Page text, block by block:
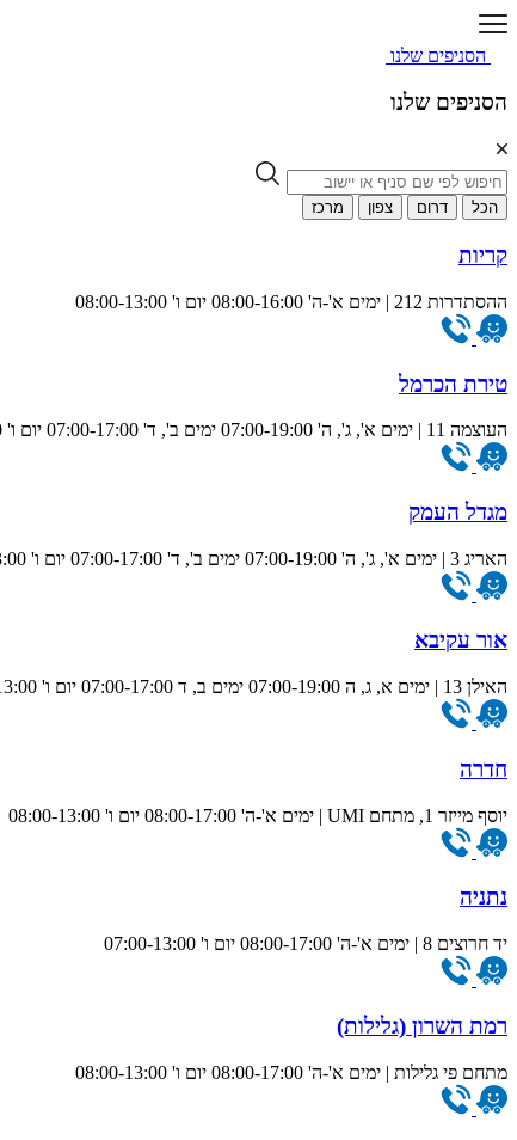
הסניפים שלנו
הסניפים שלנו
הכל דרום צפון מרכז
קריות
ההסתדרות 212 | ימים א'-ה' 08:00-16:00 יום ו' 08:00-13:00
טירת הכרמל
העוצמה 11 | ימים א', ג', ה' 07:00-19:00 ימים ב', ד' 07:00-17:00 יום ו' 07:00-13:00
מגדל העמק
האריג 3 | ימים א', ג', ה' 07:00-19:00 ימים ב', ד' 07:00-17:00 יום ו' 07:00-13:00
אור עקיבא
האילן 13 | ימים א, ג, ה 07:00-19:00 ימים ב, ד 07:00-17:00 יום ו' 07:00-13:00
חדרה
יוסף מייזר 1, מתחם UMI | ימים א'-ה' 08:00-17:00 יום ו' 08:00-13:00
נתניה
יד חרוצים 8 | ימים א'-ה' 08:00-17:00 יום ו' 07:00-13:00
רמת השרון (גלילות)
מתחם פי גלילות | ימים א'-ה' 08:00-17:00 יום ו' 08:00-13:00